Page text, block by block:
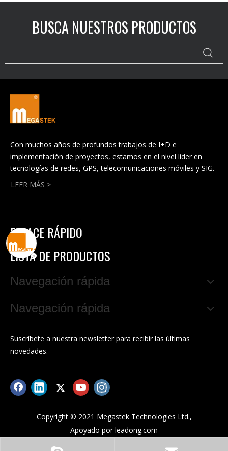
BUSCA NUESTROS PRODUCTOS
Con muchos años de profundos trabajos de I+D e
implementación de proyectos, estamos en el nivel líder en
tecnologías de redes, GPS, telecomunicaciones móviles y SIG.
LEER MÁS >
ENLACE RÁPIDO
LISTA DE PRODUCTOS
Navegación rápida
Navegación rápida
Suscríbete a nuestra newsletter para recibir las últimas
novedades.
Copyright © 2021 Megastek Technologies Ltd.,
Apoyado porleadong.com